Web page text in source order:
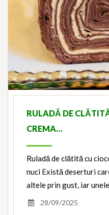
RULADĂ DE
CREMA…
Ruladă de clătită cu
nuci Există deserturi
altele prin gust, iar
28/09/2025